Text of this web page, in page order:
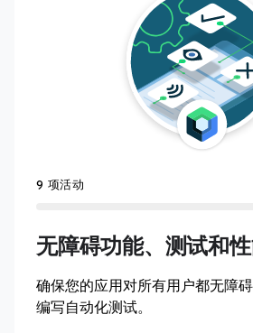
9 项活动
无障碍功能、测试和
确保您的应用对所有用户都无障
编写自动化测试。